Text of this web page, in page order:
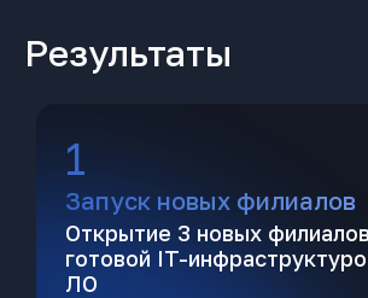
Результаты
1
Запуск новых филиалов
Открытие 3 новых
готовой IT-
ЛО